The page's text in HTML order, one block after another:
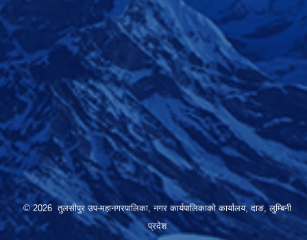
© 2026 तुलसीपुर उप-महानगरपालिका, नगर कार्यपालिकाको कार्यालय, दाङ, लुम्बिनी
प्रदेश